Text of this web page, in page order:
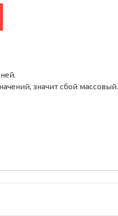
значит сбой массовый.